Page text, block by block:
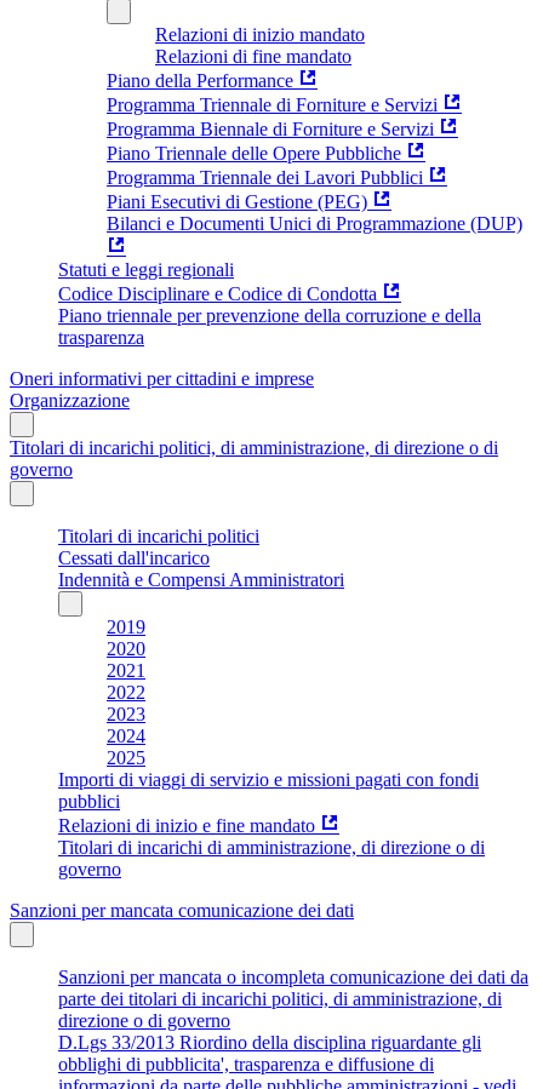
Relazioni di inizio mandato
Relazioni di fine mandato
Piano della Performance
Programma Triennale di Forniture e Servizi
Programma Biennale di Forniture e Servizi
Piano Triennale delle Opere Pubbliche
Programma Triennale dei Lavori Pubblici
Piani Esecutivi di Gestione (PEG)
Bilanci e Documenti Unici di Programmazione (DUP)
Statuti e leggi regionali
Codice Disciplinare e Codice di Condotta
Piano triennale per prevenzione della corruzione e della
trasparenza
Oneri informativi per cittadini e imprese
Organizzazione
Titolari di incarichi politici, di amministrazione, di direzione o di
governo
Titolari di incarichi politici
Cessati dall'incarico
Indennità e Compensi Amministratori
2019
2020
2021
2022
2023
2024
2025
Importi di viaggi di servizio e missioni pagati con fondi
pubblici
Relazioni di inizio e fine mandato
Titolari di incarichi di amministrazione, di direzione o di
governo
Sanzioni per mancata comunicazione dei dati
Sanzioni per mancata o incompleta comunicazione dei dati da
parte dei titolari di incarichi politici, di amministrazione, di
direzione o di governo
D.Lgs 33/2013 Riordino della disciplina riguardante gli
obblighi di pubblicita', trasparenza e diffusione di